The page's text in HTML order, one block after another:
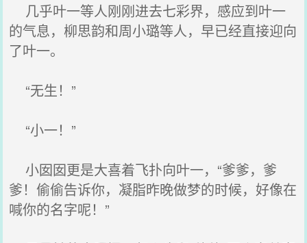
几乎叶一等人刚刚进去七彩界，感应到叶一
的气息，柳思韵和周小璐等人，早已经直接迎向
了叶一。
“无生！”
“小一！”
小囡囡更是大喜着飞扑向叶一，“爹爹，爹
爹！偷偷告诉你，凝脂昨晚做梦的时候，好像在
喊你的名字呢！”